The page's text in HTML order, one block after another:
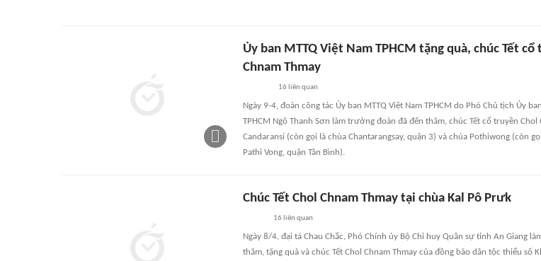
Ủy ban MTTQ Việt Nam TPHCM tặng quà, chúc Tết cổ
Chnam Thmay
16 liên quan
Ngày 9-4, đoàn công tác Ủy ban MTTQ Việt Nam TPHCM do Phó Chủ tịch Ủy
TPHCM Ngô Thanh Sơn làm trưởng đoàn đã đến thăm, chúc Tết cổ truyền Chol
Candaransi (còn gọi là chùa Chantarangsay, quận 3) và chùa Pothiwong (còn
Pathi Vong, quận Tân Bình).
Chúc Tết Chol Chnam Thmay tại chùa Kal Pô Prưk
16 liên quan
Ngày 8/4, đại tá Chau Chắc, Phó Chính ủy Bộ Chỉ huy Quân sự tỉnh An Giang
thăm, tặng quà và chúc Tết Chol Chnam Thmay của đồng bào dân tộc thiểu số